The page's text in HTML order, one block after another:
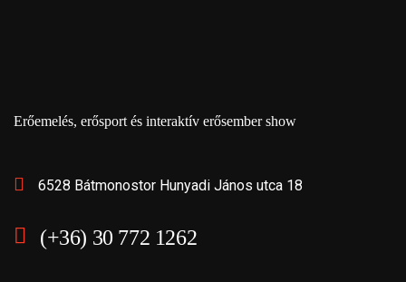
Erőemelés, erősport és interaktív erősember show
6528 Bátmonostor Hunyadi János utca 18
(+36) 30 772 1262